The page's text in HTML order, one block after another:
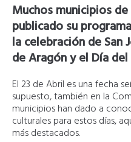
Muchos municipios
publicado su
la celebración de San
de Aragón y el Día
El 23 de Abril es una fecha
supuesto, también en la
municipios han dado a
culturales para estos días,
más destacados.